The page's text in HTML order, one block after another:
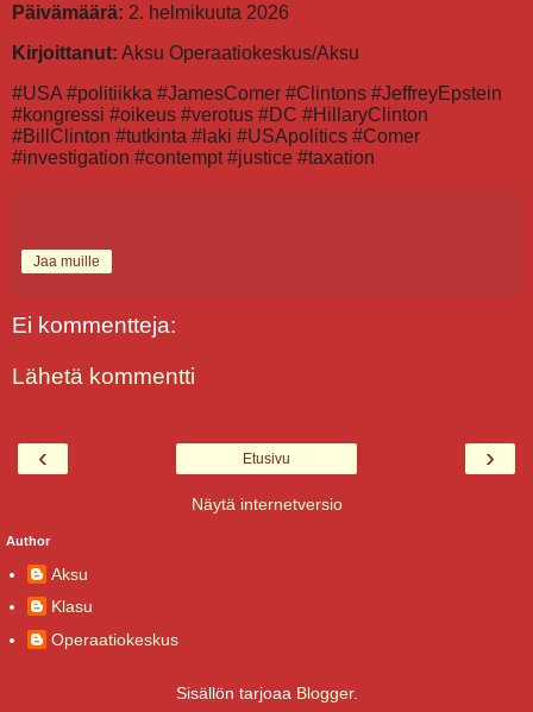
Päivämäärä: 2. helmikuuta 2026
Kirjoittanut: Aksu Operaatiokeskus/Aksu
#USA #politiikka #JamesComer #Clintons #JeffreyEpstein
#kongressi #oikeus #verotus #DC #HillaryClinton
#BillClinton #tutkinta #laki #USApolitics #Comer
#investigation #contempt #justice #taxation
Jaa muille
Ei kommentteja:
Lähetä kommentti
‹ ›
Etusivu
Näytä internetversio
Author
Aksu
Klasu
Operaatiokeskus
Sisällön tarjoaa Blogger.